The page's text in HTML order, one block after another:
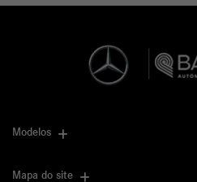
Modelos
Mapa do site